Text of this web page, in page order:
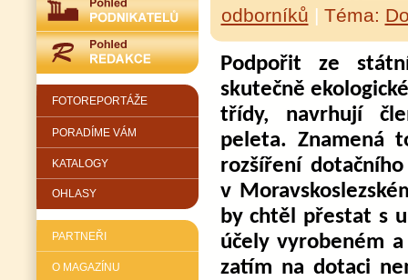
FOTOREPORTÁŽE
PORADÍME VÁM
KATALOGY
OHLASY
PARTNEŘI
O MAGAZÍNU
odborníků | Téma:
Podpořit ze
skutečně
třídy, navrhují
peleta. Znamená
rozšíření
v
by chtěl přestat s
účely vyrobeném
zatím na dotaci